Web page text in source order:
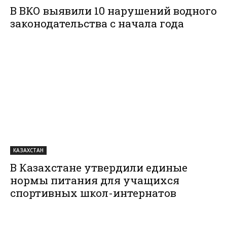
В ВКО выявили 10 нарушений водного
законодательства с начала года
КАЗАХСТАН
В Казахстане утвердили единые
нормы питания для учащихся
спортивных школ-интернатов